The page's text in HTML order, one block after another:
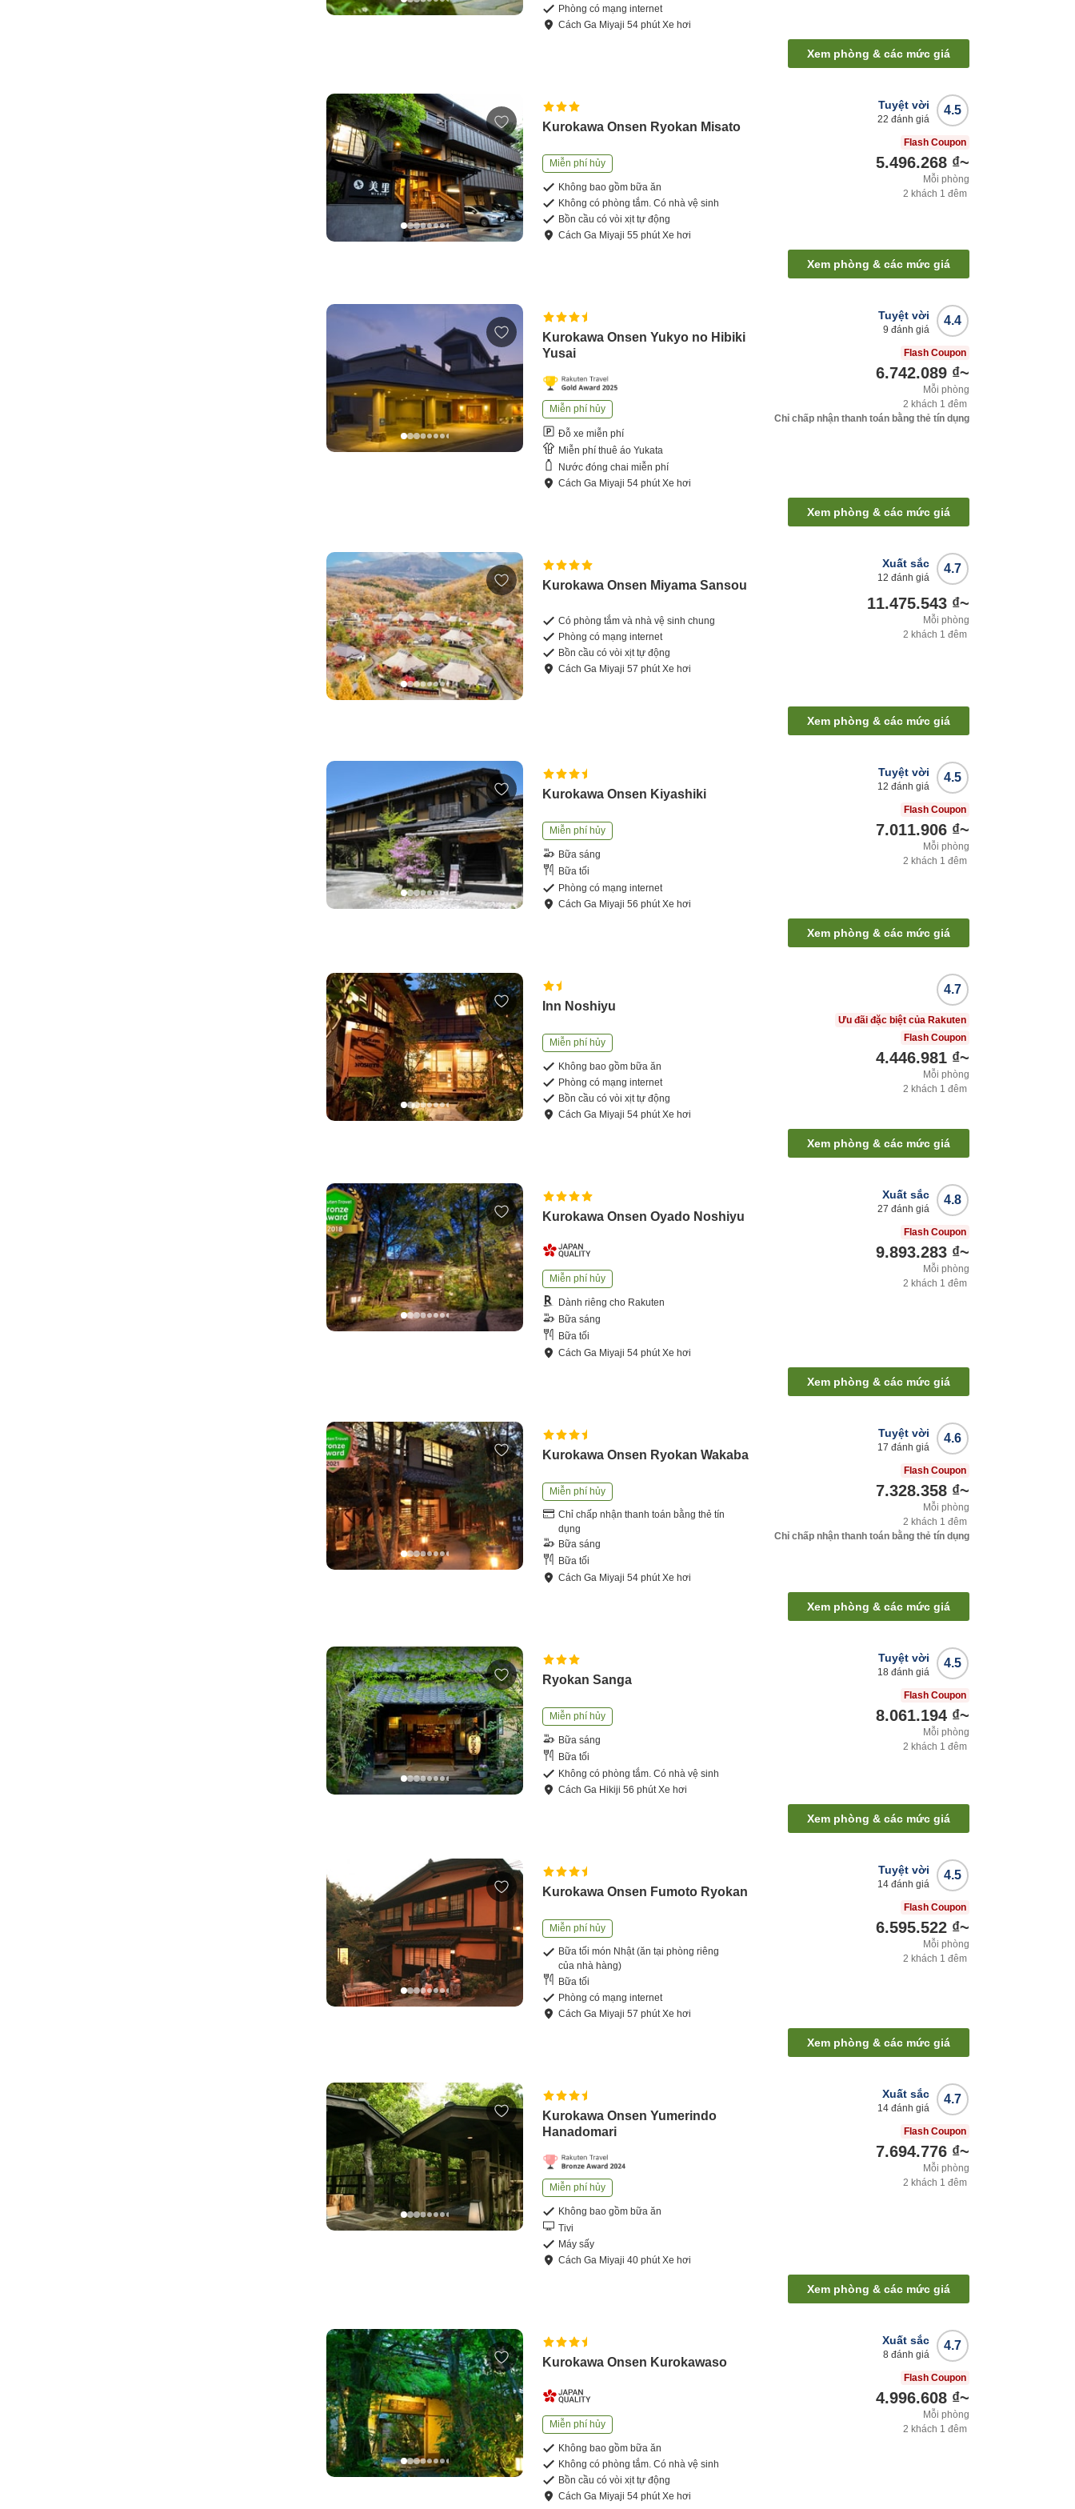
Phòng có mạng internet
CáchGa Miyaji 54 phútXe hơi
Xem phòng & các mức giá
Kurokawa Onsen Ryokan Misato
Miễn phí hủy
Không bao gồm bữa ăn
Không có phòng tắm. Có nhà vệ sinh
Bồn cầu có vòi xịt tự động
CáchGa Miyaji 55 phútXe hơi
4.5
Tuyệt vời
22 đánh giá
Flash Coupon
5.496.268 ₫~
Mỗi phòng
2 khách 1 đêm
Xem phòng & các mức giá
Kurokawa Onsen Yukyo no Hibiki
Yusai
Miễn phí hủy
Đỗ xe miễn phí
Miễn phí thuê áo Yukata
Nước đóng chai miễn phí
CáchGa Miyaji 54 phútXe hơi
4.4
Tuyệt vời
9 đánh giá
Flash Coupon
6.742.089 ₫~
Mỗi phòng
2 khách 1 đêm
Chỉ chấp nhận thanh toán bằng thẻ tín dụng
Xem phòng & các mức giá
Kurokawa Onsen Miyama Sansou
Có phòng tắm và nhà vệ sinh chung
Phòng có mạng internet
Bồn cầu có vòi xịt tự động
CáchGa Miyaji 57 phútXe hơi
4.7
Xuất sắc
12 đánh giá
11.475.543 ₫~
Mỗi phòng
2 khách 1 đêm
Xem phòng & các mức giá
Kurokawa Onsen Kiyashiki
Miễn phí hủy
Bữa sáng
Bữa tối
Phòng có mạng internet
CáchGa Miyaji 56 phútXe hơi
4.5
Tuyệt vời
12 đánh giá
Flash Coupon
7.011.906 ₫~
Mỗi phòng
2 khách 1 đêm
Xem phòng & các mức giá
Inn Noshiyu
Miễn phí hủy
Không bao gồm bữa ăn
Phòng có mạng internet
Bồn cầu có vòi xịt tự động
CáchGa Miyaji 54 phútXe hơi
4.7
Ưu đãi đặc biệt của Rakuten
Flash Coupon
4.446.981 ₫~
Mỗi phòng
2 khách 1 đêm
Xem phòng & các mức giá
Kurokawa Onsen Oyado Noshiyu
Miễn phí hủy
Dành riêng cho Rakuten
Bữa sáng
Bữa tối
CáchGa Miyaji 54 phútXe hơi
4.8
Xuất sắc
27 đánh giá
Flash Coupon
9.893.283 ₫~
Mỗi phòng
2 khách 1 đêm
Xem phòng & các mức giá
Kurokawa Onsen Ryokan Wakaba
Miễn phí hủy
Chỉ chấp nhận thanh toán bằng thẻ tín
dụng
Bữa sáng
Bữa tối
CáchGa Miyaji 54 phútXe hơi
4.6
Tuyệt vời
17 đánh giá
Flash Coupon
7.328.358 ₫~
Mỗi phòng
2 khách 1 đêm
Chỉ chấp nhận thanh toán bằng thẻ tín dụng
Xem phòng & các mức giá
Ryokan Sanga
Miễn phí hủy
Bữa sáng
Bữa tối
Không có phòng tắm. Có nhà vệ sinh
CáchGa Hikiji 56 phútXe hơi
4.5
Tuyệt vời
18 đánh giá
Flash Coupon
8.061.194 ₫~
Mỗi phòng
2 khách 1 đêm
Xem phòng & các mức giá
Kurokawa Onsen Fumoto Ryokan
Miễn phí hủy
Bữa tối món Nhật (ăn tại phòng riêng
của nhà hàng)
Bữa tối
Phòng có mạng internet
CáchGa Miyaji 57 phútXe hơi
4.5
Tuyệt vời
14 đánh giá
Flash Coupon
6.595.522 ₫~
Mỗi phòng
2 khách 1 đêm
Xem phòng & các mức giá
Kurokawa Onsen Yumerindo
Hanadomari
Miễn phí hủy
Không bao gồm bữa ăn
Tivi
Máy sấy
CáchGa Miyaji 40 phútXe hơi
4.7
Xuất sắc
14 đánh giá
Flash Coupon
7.694.776 ₫~
Mỗi phòng
2 khách 1 đêm
Xem phòng & các mức giá
Kurokawa Onsen Kurokawaso
Miễn phí hủy
Không bao gồm bữa ăn
Không có phòng tắm. Có nhà vệ sinh
Bồn cầu có vòi xịt tự động
CáchGa Miyaji 54 phútXe hơi
4.7
Xuất sắc
8 đánh giá
Flash Coupon
4.996.608 ₫~
Mỗi phòng
2 khách 1 đêm